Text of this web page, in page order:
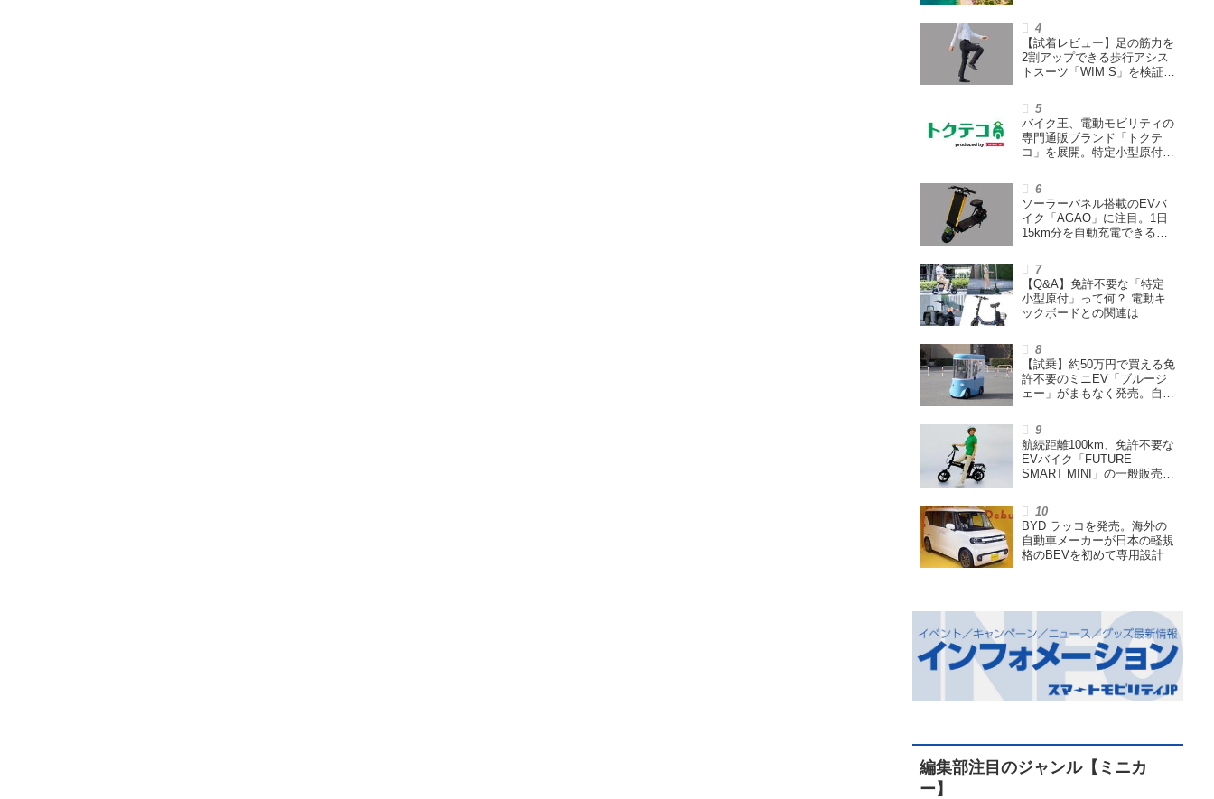
指す
【試着レビュー】足の筋力を
2割アップできる歩行アシス
トスーツ「WIM S」を検証。
も言われる理由を探る
バイク王、電動モビリティの
専門通販ブランド「トクテ
コ」を展開。特定小型原付や
ソーラーパネル搭載のEVバ
イク「AGAO」に注目。1日
15km分を自動充電できる
【Q&A】免許不要な「特定
小型原付」って何？ 電動キ
ックボードとの関連は
【試乗】約50万円で買える免
許不要のミニEV「ブルージ
ェー」がまもなく発売。自転
小型原付で、FCEVモデルも
展開
航続距離100km、免許不要な
EVバイク「FUTURE
SMART MINI」の一般販売ス
BYD ラッコを発売。海外の
自動車メーカーが日本の軽規
格のBEVを初めて専用設計
編集部注目のジャンル【ミニカ
ー】